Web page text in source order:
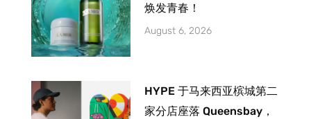
焕发青春！
August 6, 2026
HYPE 于马来西亚槟城第二
家分店座落 Queensbay，